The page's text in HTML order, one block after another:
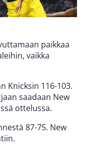
paikkaa
vaikka
Knicksin 116-103.
saadaan New
ottelussa.
87-75. New